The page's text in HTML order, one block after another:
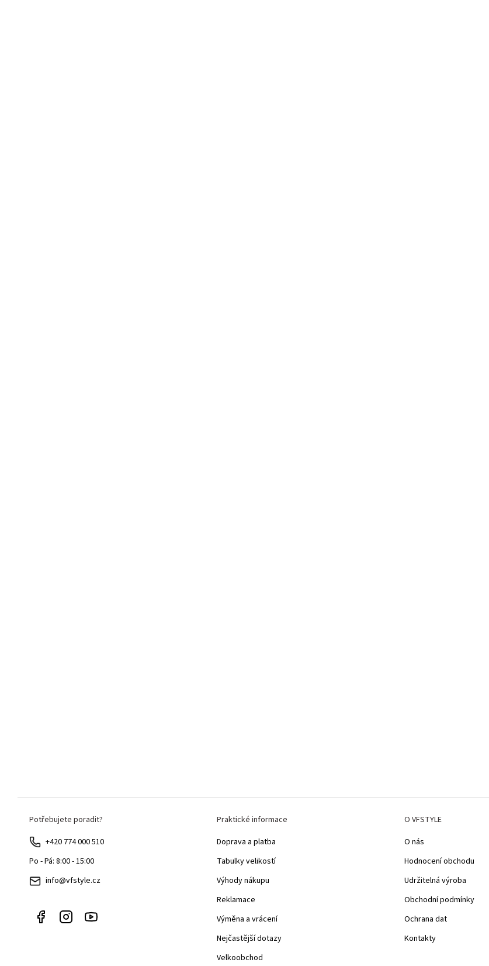
Potřebujete poradit?
+420 774 000 510
Po - Pá: 8:00 - 15:00
info@vfstyle.cz
Praktické informace
Doprava a platba
Tabulky velikostí
Výhody nákupu
Reklamace
Výměna a vrácení
Nejčastější dotazy
Velkoobchod
O VFSTYLE
O nás
Hodnocení obchodu
Udržitelná výroba
Obchodní podmínky
Ochrana dat
Kontakty